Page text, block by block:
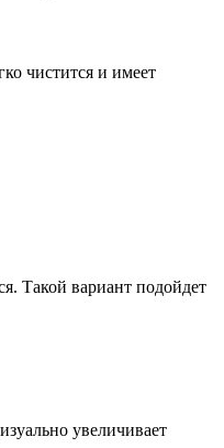
чистится и имеет
Такой вариант подойдет
увеличивает